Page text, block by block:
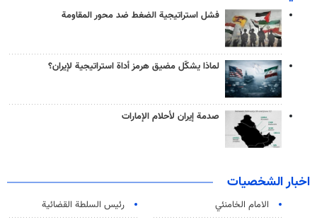
فشل استراتيجية الضغط ضد محور المقاومة
لماذا يشكّل مضيق هرمز أداة استراتيجية لإيران؟
صدمة إيران لأحلام الإمارات
اخبار الشخصيات
الامام الخامنئي
رئیس السلطة القضائیة